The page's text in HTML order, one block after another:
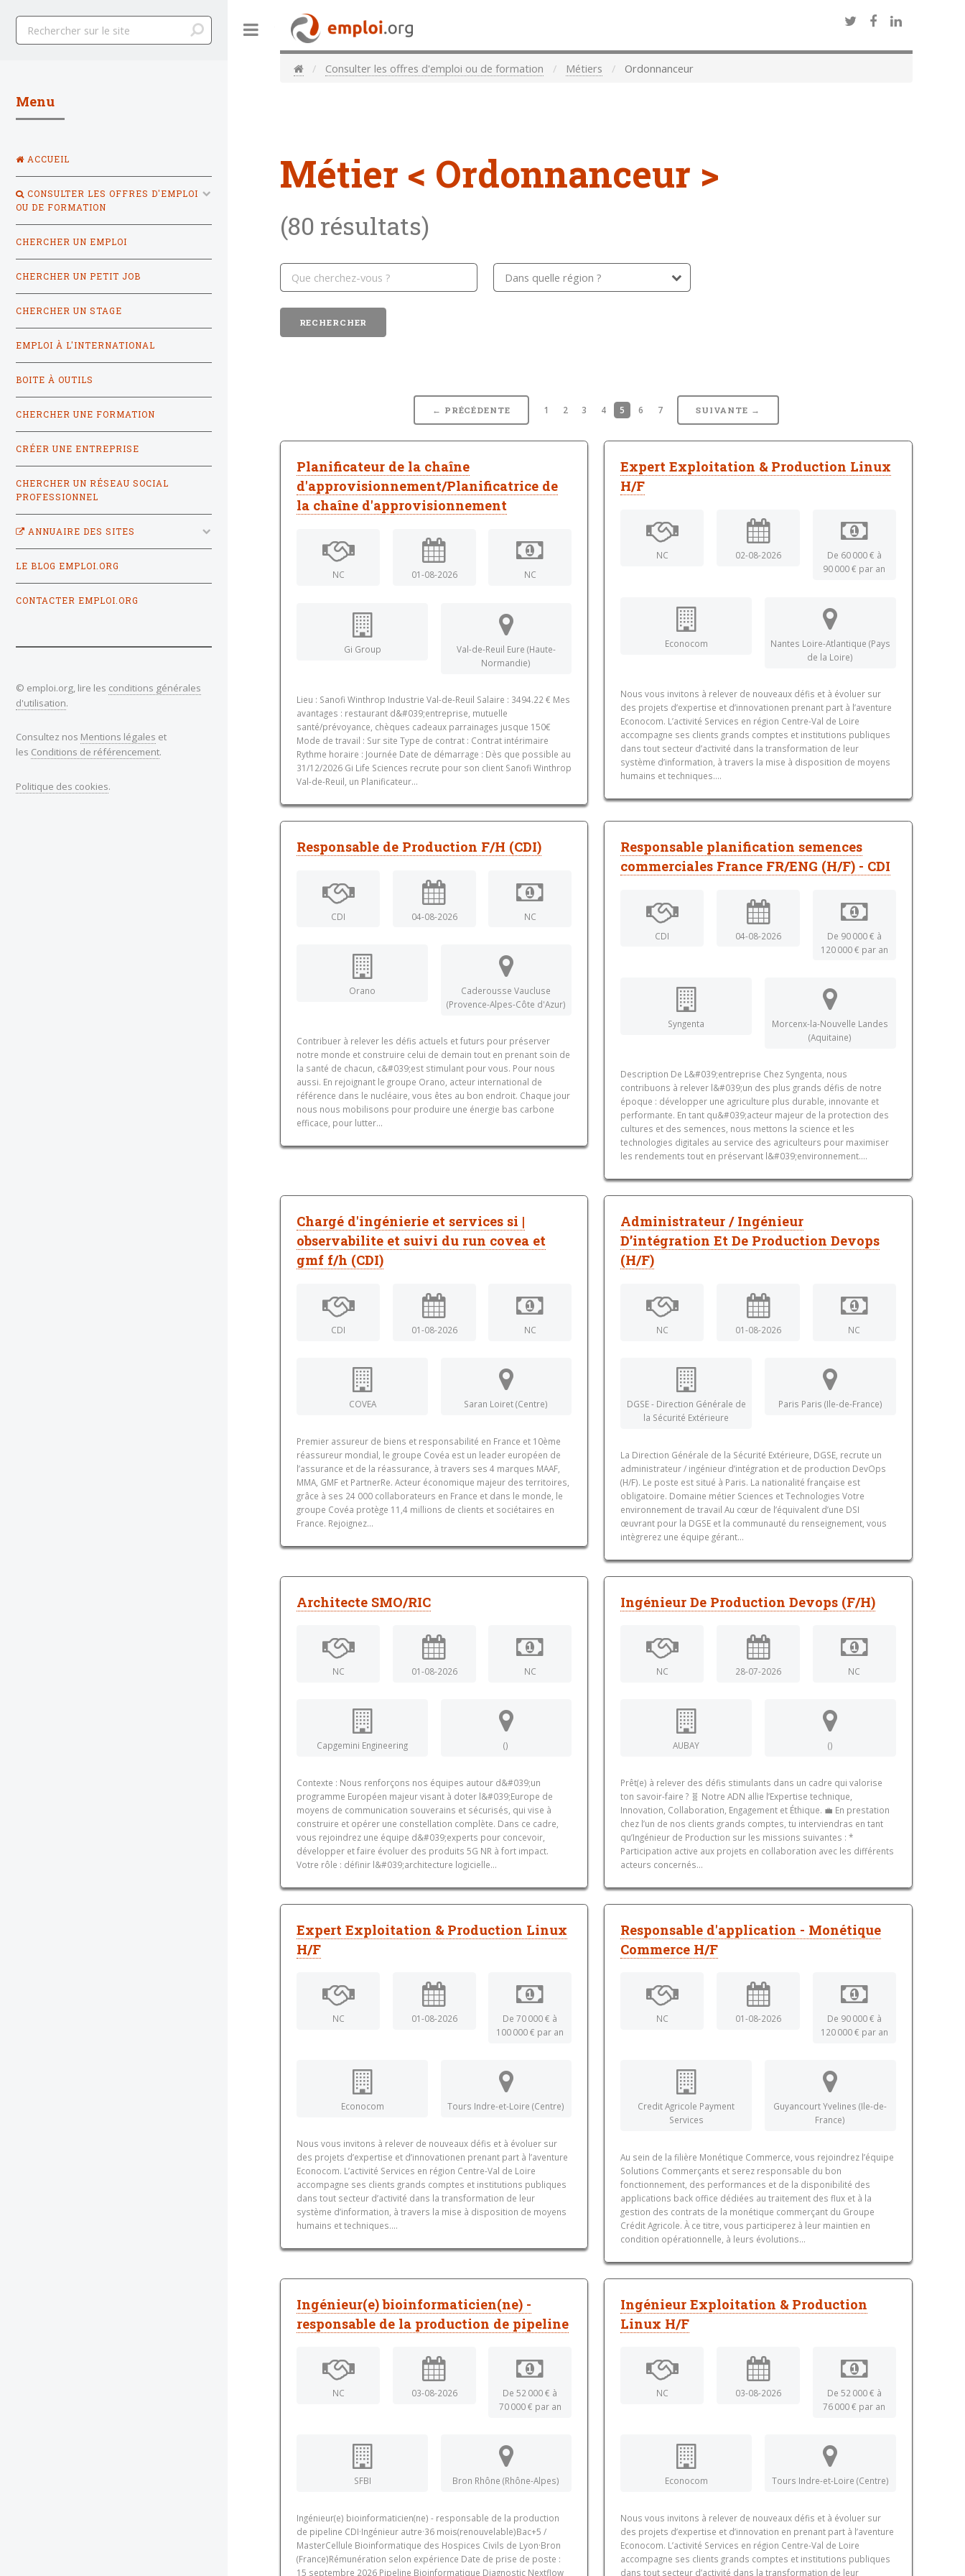
Consulter les offres d'emploi ou de formation Métiers Ordonnanceur
Métier < Ordonnanceur >
(80 résultats)
← PRÉCÉDENTE 1 2 3 4 5 6 7 SUIVANTE →
Planificateur de la chaîne
d'approvisionnement/Planificatrice de
la chaîne d'approvisionnement
NC 01-08-2026 NC
Gi Group
Val-de-Reuil Eure (Haute-
Normandie)
Lieu : Sanofi Winthrop Industrie Val-de-Reuil Salaire : 3494.22 € Mes
avantages : restaurant d&#039;entreprise, mutuelle
santé/prévoyance, chèques cadeaux parrainages jusque 150€
Mode de travail : Sur site Type de contrat : Contrat intérimaire
Rythme horaire : Journée Date de démarrage : Dès que possible au
31/12/2026 Gi Life Sciences recrute pour son client Sanofi Winthrop
Val-de-Reuil, un Planificateur...
Expert Exploitation & Production Linux
H/F
NC 02-08-2026
De 60 000 € à
90 000 € par an
Econocom
Nantes Loire-Atlantique (Pays
de la Loire)
Nous vous invitons à relever de nouveaux défis et à évoluer sur
des projets d’expertise et d’innovationen prenant part à l’aventure
Econocom. L’activité Services en région Centre-Val de Loire
accompagne ses clients grands comptes et institutions publiques
dans tout secteur d’activité dans la transformation de leur
système d’information, à travers la mise à disposition de moyens
humains et techniques....
Responsable de Production F/H (CDI)
CDI 04-08-2026 NC
Orano
Caderousse Vaucluse
(Provence-Alpes-Côte d'Azur)
Contribuer à relever les défis actuels et futurs pour préserver
notre monde et construire celui de demain tout en prenant soin de
la santé de chacun, c&#039;est stimulant pour vous. Pour nous
aussi. En rejoignant le groupe Orano, acteur international de
référence dans le nucléaire, vous êtes au bon endroit. Chaque jour
nous nous mobilisons pour produire une énergie bas carbone
efficace, pour lutter...
Responsable planification semences
commerciales France FR/ENG (H/F) - CDI
CDI 04-08-2026
De 90 000 € à
120 000 € par an
Syngenta
Morcenx-la-Nouvelle Landes
(Aquitaine)
Description De L&#039;entreprise Chez Syngenta, nous
contribuons à relever l&#039;un des plus grands défis de notre
époque : développer une agriculture plus durable, innovante et
performante. En tant qu&#039;acteur majeur de la protection des
cultures et des semences, nous mettons la science et les
technologies digitales au service des agriculteurs pour maximiser
les rendements tout en préservant l&#039;environnement....
Chargé d'ingénierie et services si |
observabilite et suivi du run covea et
gmf f/h (CDI)
CDI 01-08-2026 NC
COVEA Saran Loiret (Centre)
Premier assureur de biens et responsabilité en France et 10ème
réassureur mondial, le groupe Covéa est un leader européen de
l’assurance et de la réassurance, à travers ses 4 marques MAAF,
MMA, GMF et PartnerRe. Acteur économique majeur des territoires,
grâce à ses 24 000 collaborateurs en France et dans le monde, le
groupe Covéa protège 11,4 millions de clients et sociétaires en
France. Rejoignez...
Administrateur / Ingénieur
D’intégration Et De Production Devops
(H/F)
NC 01-08-2026 NC
DGSE - Direction Générale de
la Sécurité Extérieure
Paris Paris (Ile-de-France)
La Direction Générale de la Sécurité Extérieure, DGSE, recrute un
administrateur / ingénieur d’intégration et de production DevOps
(H/F). Le poste est situé à Paris. La nationalité française est
obligatoire. Domaine métier Sciences et Technologies Votre
environnement de travail Au cœur de l’équivalent d’une DSI
œuvrant pour la DGSE et la communauté du renseignement, vous
intègrerez une équipe gérant...
Architecte SMO/RIC
NC 01-08-2026 NC
Capgemini Engineering ()
Contexte : Nous renforçons nos équipes autour d&#039;un
programme Européen majeur visant à doter l&#039;Europe de
moyens de communication souverains et sécurisés, qui vise à
construire et opérer une constellation complète. Dans ce cadre,
vous rejoindrez une équipe d&#039;experts pour concevoir,
développer et faire évoluer des produits 5G NR à fort impact.
Votre rôle : définir l&#039;architecture logicielle...
Ingénieur De Production Devops (F/H)
NC 28-07-2026 NC
AUBAY ()
Prêt(e) à relever des défis stimulants dans un cadre qui valorise
ton savoir-faire ? 🧬 Notre ADN allie l’Expertise technique,
Innovation, Collaboration, Engagement et Éthique. 💼 En prestation
chez l’un de nos clients grands comptes, tu interviendras en tant
qu’Ingénieur de Production sur les missions suivantes : *
Participation active aux projets en collaboration avec les différents
acteurs concernés...
Expert Exploitation & Production Linux
H/F
NC 01-08-2026
De 70 000 € à
100 000 € par an
Econocom Tours Indre-et-Loire (Centre)
Nous vous invitons à relever de nouveaux défis et à évoluer sur
des projets d’expertise et d’innovationen prenant part à l’aventure
Econocom. L’activité Services en région Centre-Val de Loire
accompagne ses clients grands comptes et institutions publiques
dans tout secteur d’activité dans la transformation de leur
système d’information, à travers la mise à disposition de moyens
humains et techniques....
Responsable d'application - Monétique
Commerce H/F
NC 01-08-2026
De 90 000 € à
120 000 € par an
Credit Agricole Payment
Services
Guyancourt Yvelines (Ile-de-
France)
Au sein de la filière Monétique Commerce, vous rejoindrez l’équipe
Solutions Commerçants et serez responsable du bon
fonctionnement, des performances et de la disponibilité des
applications back office dédiées au traitement des flux et à la
gestion des contrats de la monétique commerçant du Groupe
Crédit Agricole. À ce titre, vous participerez à leur maintien en
condition opérationnelle, à leurs évolutions...
Ingénieur(e) bioinformaticien(ne) -
responsable de la production de pipeline
NC 03-08-2026
De 52 000 € à
70 000 € par an
SFBI Bron Rhône (Rhône-Alpes)
Ingénieur(e) bioinformaticien(ne) - responsable de la production
de pipeline CDI·Ingénieur autre·36 mois(renouvelable)Bac+5 /
MasterCellule Bioinformatique des Hospices Civils de Lyon·Bron
(France)Rémunération selon expérience Date de prise de poste :
15 septembre 2026 Pipeline Bioinformatique Diagnostic Nextflow
Ingénieur Exploitation & Production
Linux H/F
NC 03-08-2026
De 52 000 € à
76 000 € par an
Econocom Tours Indre-et-Loire (Centre)
Nous vous invitons à relever de nouveaux défis et à évoluer sur
des projets d’expertise et d’innovation en prenant part à l’aventure
Econocom. L’activité Services en région Centre-Val de Loire
accompagne ses clients grands comptes et institutions publiques
dans tout secteur d’activité dans la transformation de leur
Menu
ACCUEIL
CONSULTER LES OFFRES D'EMPLOI
OU DE FORMATION
CHERCHER UN EMPLOI
CHERCHER UN PETIT JOB
CHERCHER UN STAGE
EMPLOI À L'INTERNATIONAL
BOITE À OUTILS
CHERCHER UNE FORMATION
CRÉER UNE ENTREPRISE
CHERCHER UN RÉSEAU SOCIAL
PROFESSIONNEL
ANNUAIRE DES SITES
LE BLOG EMPLOI.ORG
CONTACTER EMPLOI.ORG
© emploi.org, lire les conditions générales
d'utilisation.
Consultez nos Mentions légales et
les Conditions de référencement.
Politique des cookies.
Toggle